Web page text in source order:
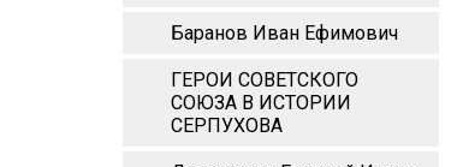
Баранов Иван Ефимович
ГЕРОИ СОВЕТСКОГО
СОЮЗА В ИСТОРИИ
СЕРПУХОВА